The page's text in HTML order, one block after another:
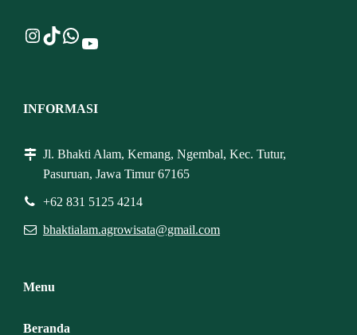
Instagram
TikTok
WhatsApp
YouTube
INFORMASI
Jl. Bhakti Alam, Kemang, Ngembal, Kec. Tutur,
Pasuruan, Jawa Timur 67165
+62 831 5125 4214
bhaktialam.agrowisata@gmail.com
Menu
Beranda